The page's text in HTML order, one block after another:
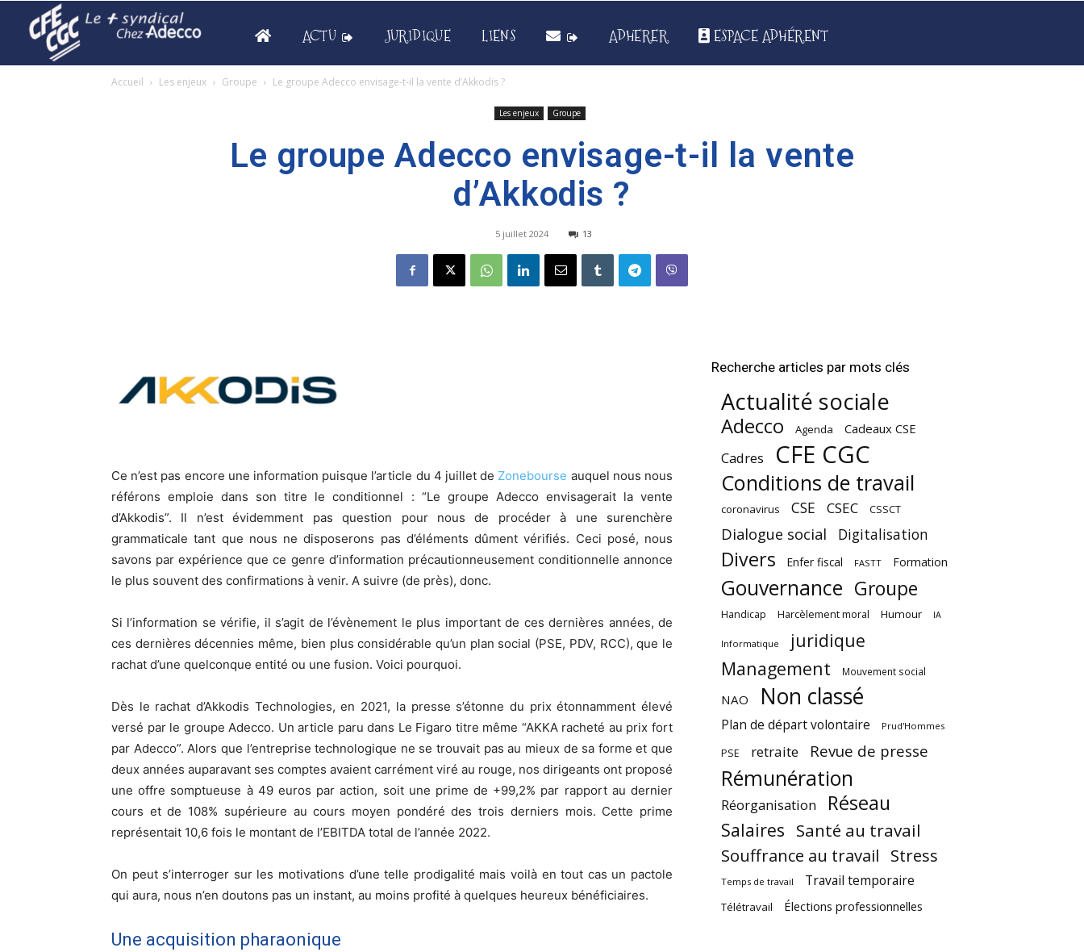
ACTU JURIDIQUE LIENS ADHERER ESPACE ADHÉRENT
Accueil Les enjeux Groupe Le groupe Adecco envisage-t-il la vente d’Akkodis ?
Les enjeux Groupe
Le groupe Adecco envisage-t-il la vente
d’Akkodis ?
5 juillet 2024 13
Ce n’est pas encore une information puisque l’article du 4 juillet de Zonebourse auquel nous nous
référons emploie dans son titre le conditionnel : “Le groupe Adecco envisagerait la vente
d’Akkodis”. Il n’est évidemment pas question pour nous de procéder à une surenchère
grammaticale tant que nous ne disposerons pas d’éléments dûment vérifiés. Ceci posé, nous
savons par expérience que ce genre d’information précautionneusement conditionnelle annonce
le plus souvent des confirmations à venir. A suivre (de près), donc.
Si l’information se vérifie, il s’agit de l’évènement le plus important de ces dernières années, de
ces dernières décennies même, bien plus considérable qu’un plan social (PSE, PDV, RCC), que le
rachat d’une quelconque entité ou une fusion. Voici pourquoi.
Dès le rachat d’Akkodis Technologies, en 2021, la presse s’étonne du prix étonnamment élevé
versé par le groupe Adecco. Un article paru dans Le Figaro titre même “AKKA racheté au prix fort
par Adecco”. Alors que l’entreprise technologique ne se trouvait pas au mieux de sa forme et que
deux années auparavant ses comptes avaient carrément viré au rouge, nos dirigeants ont proposé
une offre somptueuse à 49 euros par action, soit une prime de +99,2% par rapport au dernier
cours et de 108% supérieure au cours moyen pondéré des trois derniers mois. Cette prime
représentait 10,6 fois le montant de l’EBITDA total de l’année 2022.
On peut s’interroger sur les motivations d’une telle prodigalité mais voilà en tout cas un pactole
qui aura, nous n’en doutons pas un instant, au moins profité à quelques heureux bénéficiaires.
Une acquisition pharaonique
Recherche articles par mots clés
Actualité sociale
Adecco Agenda Cadeaux CSE
Cadres CFE CGC
Conditions de travail
coronavirus CSE CSEC CSSCT
Dialogue social Digitalisation
Divers Enfer fiscal FASTT Formation
Gouvernance Groupe
Handicap Harcèlement moral Humour IA
Informatique
juridique
Management
Mouvement social
NAO Non classé
Plan de départ volontaire Prud'Hommes
PSE retraite Revue de presse
Rémunération
Réorganisation Réseau
Salaires Santé au travail
Souffrance au travail Stress
Temps de travail Travail temporaire
Télétravail Élections professionnelles